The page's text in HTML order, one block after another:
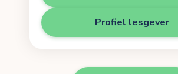
Profiel lesgever